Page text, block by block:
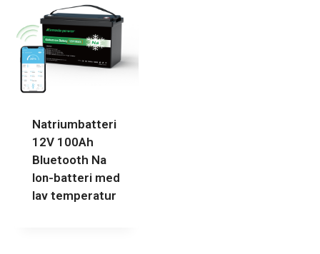
Natriumbatteri
12V 100Ah
Bluetooth Na
Ion-batteri med
lav temperatur